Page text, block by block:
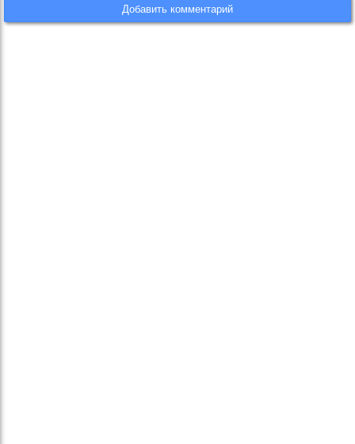
Добавить комментарий